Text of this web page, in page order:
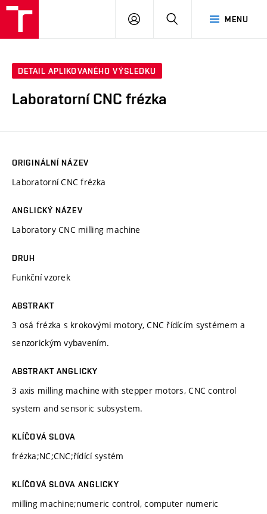
MENU
PŘIHLÁSIT
DETAIL APLIKOVANÉHO VÝSLEDKU
Laboratorní CNC frézka
ORIGINÁLNÍ NÁZEV
Laboratorní CNC frézka
ANGLICKÝ NÁZEV
Laboratory CNC milling machine
DRUH
Funkční vzorek
ABSTRAKT
3 osá frézka s krokovými motory, CNC řídícím systémem a
senzorickým vybavením.
ABSTRAKT ANGLICKY
3 axis milling machine with stepper motors, CNC control
system and sensoric subsystem.
KLÍČOVÁ SLOVA
frézka;NC;CNC;řídící systém
KLÍČOVÁ SLOVA ANGLICKY
milling machine;numeric control, computer numeric